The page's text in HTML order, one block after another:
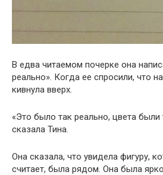
В едва читаемом почерке она
реально». Когда ее спросили, что
кивнула вверх.
«Это было так реально, цвета
сказала Тина.
Она сказала, что увидела фигуру,
считает, была рядом. Она была